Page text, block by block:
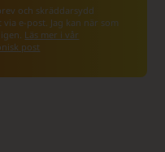
och skräddarsydd
e-post. Jag kan när som
Läs mer i vår
post